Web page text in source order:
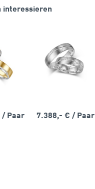
interessieren
/ Paar 7.388,- €/ Paar